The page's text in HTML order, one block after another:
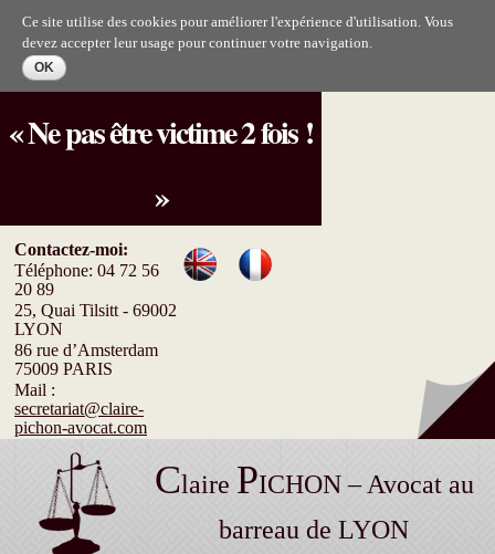
contenu
Ce site utilise des cookies pour améliorer l'expérience d'utilisation. Vous
devez accepter leur usage pour continuer votre navigation.
« Ne pas être victime 2 fois !
»
Contactez-moi:
Téléphone: 04 72 56
20 89
25, Quai Tilsitt - 69002
LYON
86 rue d’Amsterdam
75009 PARIS
Mail :
secretariat@claire-
pichon-avocat.com
Claire PICHON – Avocat au
barreau de LYON